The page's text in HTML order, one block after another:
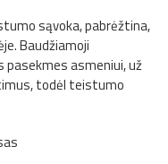
sąvoka, pabrėžtina,
Baudžiamoji
pasekmes asmeniui, už
todėl teistumo